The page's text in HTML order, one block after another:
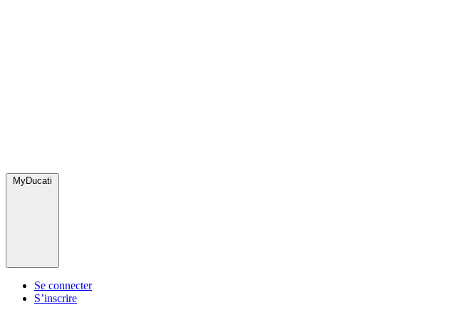
MyDucati
Se connecter
S’inscrire